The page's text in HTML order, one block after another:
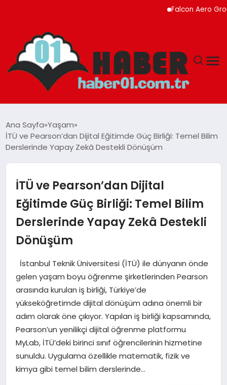
Falcon Aero Group,
ADANA
MAGAZIN
TEKNOLOJI
Ana Sayfa Yaşam
İTÜ ve Pearson’dan Dijital Eğitimde Güç Birliği: Temel Bilim
Derslerinde Yapay Zekâ Destekli Dönüşüm
İTÜ ve Pearson’dan Dijital
Eğitimde Güç Birliği: Temel Bilim
Derslerinde Yapay Zekâ Destekli
Dönüşüm
İstanbul Teknik Üniversitesi (İTÜ) ile dünyanın önde
gelen yaşam boyu öğrenme şirketlerinden Pearson
arasında kurulan iş birliği, Türkiye’de
yükseköğretimde dijital dönüşüm adına önemli bir
adım olarak öne çıkıyor. Yapılan iş birliği kapsamında,
Pearson’un yenilikçi dijital öğrenme platformu
MyLab, İTÜ’deki birinci sınıf öğrencilerinin hizmetine
sunuldu. Uygulama özellikle matematik, fizik ve
kimya gibi temel bilim derslerinde…